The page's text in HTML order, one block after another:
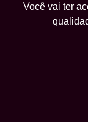
Você vai ter